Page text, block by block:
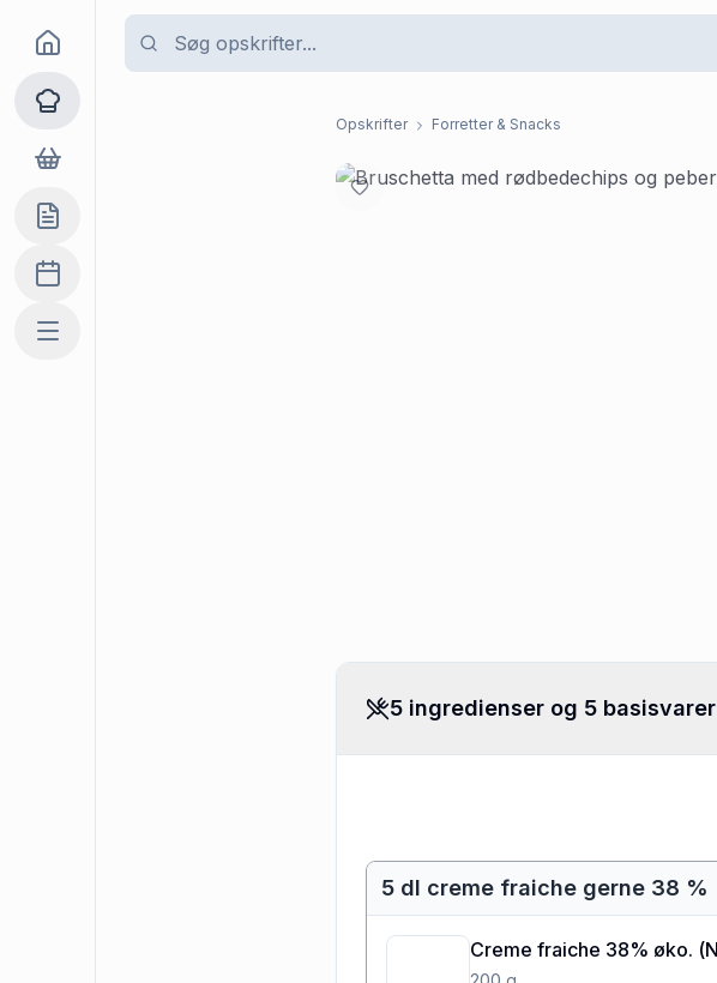
Goma
Opskrifter
Dagligvarer
Indkøbslisten
Madplan
Mere
Opskrifter Forretter & Snacks
5 ingredienser og 5 basisvarer
5 dl creme fraiche gerne 38 %
Creme fraiche 38% øko. (